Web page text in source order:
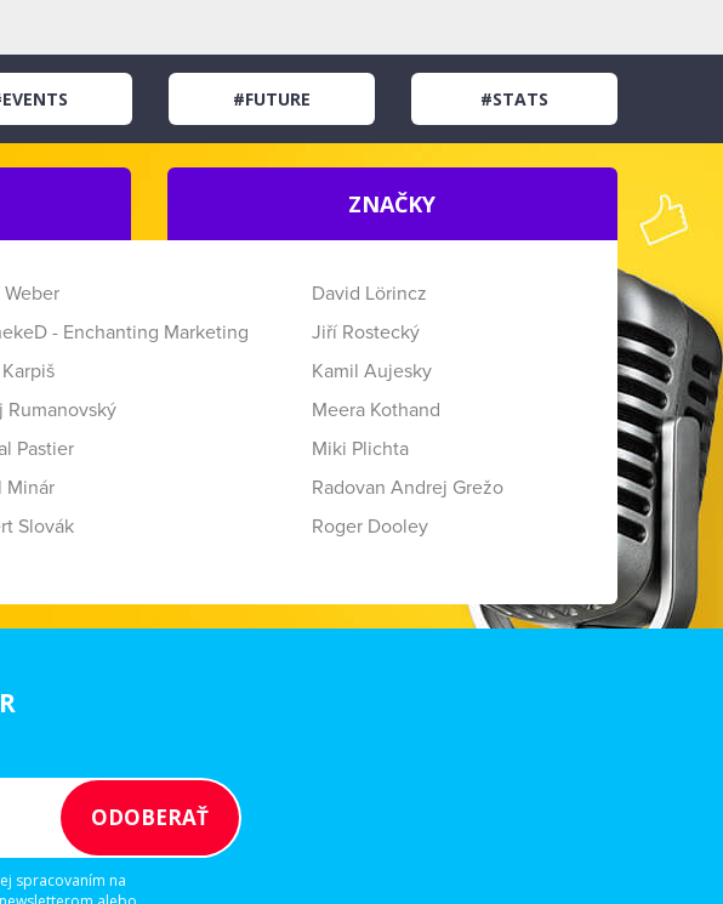
#FUTURE #STATS
ZNAČKY
Weber
David Lörincz
- Enchanting Marketing
Jiří Rostecký
Kamil Aujesky
Rumanovský
Meera Kothand
Pastier
Miki Plichta
Minár
Radovan Andrej Grežo
Slovák Roger Dooley
spracovaním na